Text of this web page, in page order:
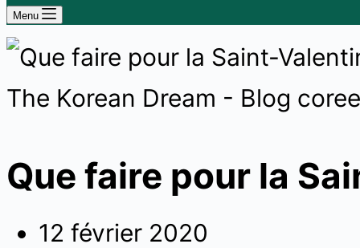
Menu
Que faire pour la
12 février 2020